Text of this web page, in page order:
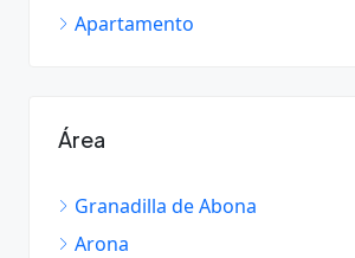
Apartamento
Área
Granadilla de Abona
Arona